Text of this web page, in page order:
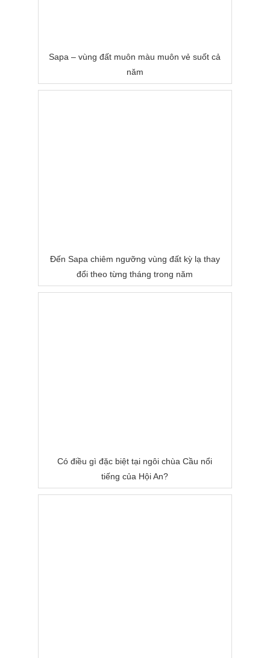
Sapa – vùng đất muôn màu muôn vẻ suốt cả
năm
Đến Sapa chiêm ngưỡng vùng đất kỳ lạ thay
đổi theo từng tháng trong năm
Có điều gì đặc biệt tại ngôi chùa Cầu nổi
tiếng của Hội An?